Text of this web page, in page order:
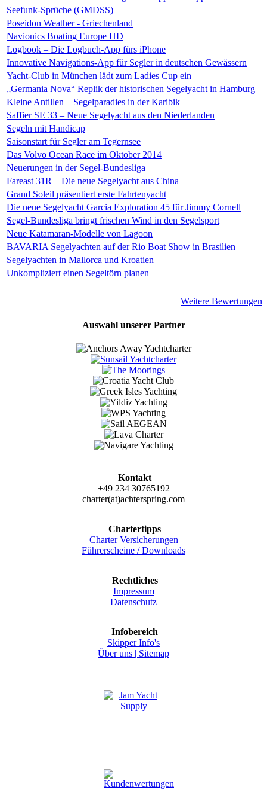
Seefunk-Sprüche (GMDSS)
Poseidon Weather - Griechenland
Navionics Boating Europe HD
Logbook – Die Logbuch-App fürs iPhone
Innovative Navigations-App für Segler in deutschen Gewässern
Yacht-Club in München lädt zum Ladies Cup ein
„Germania Nova“ Replik der historischen Segelyacht in Hamburg
Kleine Antillen – Segelparadies in der Karibik
Saffier SE 33 – Neue Segelyacht aus den Niederlanden
Segeln mit Handicap
Saisonstart für Segler am Tegernsee
Das Volvo Ocean Race im Oktober 2014
Neuerungen in der Segel-Bundesliga
Fareast 31R – Die neue Segelyacht aus China
Grand Soleil präsentiert erste Fahrtenyacht
Die neue Segelyacht Garcia Exploration 45 für Jimmy Cornell
Segel-Bundesliga bringt frischen Wind in den Segelsport
Neue Katamaran-Modelle von Lagoon
BAVARIA Segelyachten auf der Rio Boat Show in Brasilien
Segelyachten in Mallorca und Kroatien
Unkompliziert einen Segeltörn planen
Weitere Bewertungen
Auswahl unserer Partner
Kontakt
+49 234 30765192
charter(at)achterspring.com
Chartertipps
Charter Versicherungen
Führerscheine / Downloads
Rechtliches
Impressum
Datenschutz
Infobereich
Skipper Info's
Über uns | Sitemap